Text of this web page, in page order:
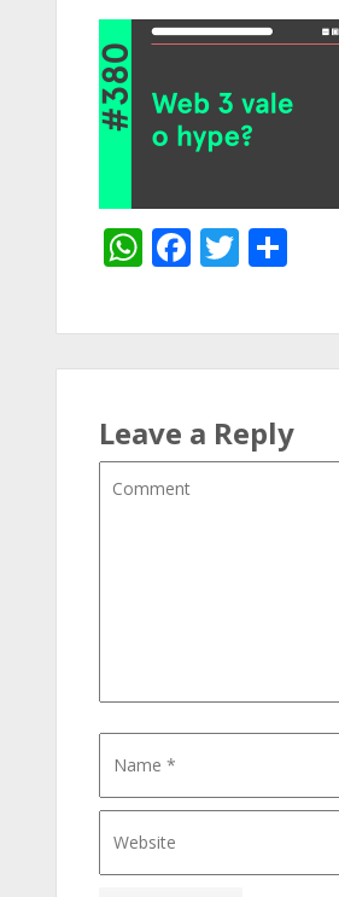
WhatsApp
Facebook
Twitter
Leave a Reply